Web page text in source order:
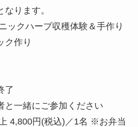
ります。
ックハーブ収穫体験＆手作り
ク作り
了
一緒にご参加ください
4,800円(税込)／1名 ※お弁当